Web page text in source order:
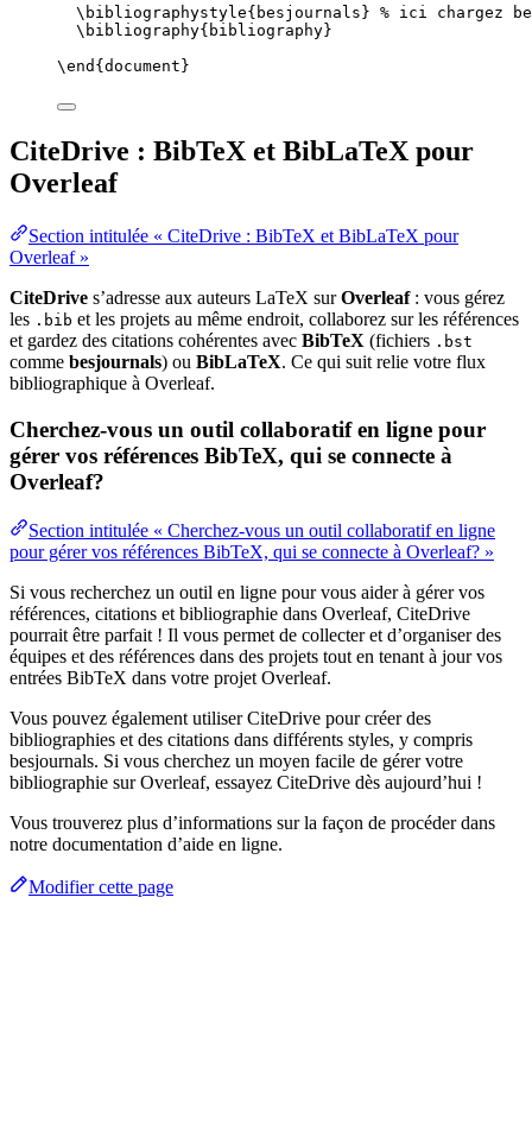
\bibliographystyle{besjournals} % ici chargez
\bibliography{bibliography}
\end { document }
CiteDrive : BibTeX et BibLaTeX pour
Overleaf
Section intitulée « CiteDrive : BibTeX et BibLaTeX pour
Overleaf »
CiteDrive s’adresse aux auteurs LaTeX surOverleaf: vous gérez
les .bib et les projets au même endroit, collaborez sur les références
et gardez des citations cohérentes avec BibTeX (fichiers .bst
comme besjournals) ou BibLaTeX. Ce qui suit relie votre flux
bibliographique à Overleaf.
Cherchez-vous un outil collaboratif en ligne pour
gérer vos références BibTeX, qui se connecte à
Overleaf?
Section intitulée « Cherchez-vous un outil collaboratif en ligne
pour gérer vos références BibTeX, qui se connecte à Overleaf? »
Si vous recherchez un outil en ligne pour vous aider à gérer vos
références, citations et bibliographie dans Overleaf, CiteDrive
pourrait être parfait ! Il vous permet de collecter et d’organiser des
équipes et des références dans des projets tout en tenant à jour vos
entrées BibTeX dans votre projet Overleaf.
Vous pouvez également utiliser CiteDrive pour créer des
bibliographies et des citations dans différents styles, y compris
besjournals. Si vous cherchez un moyen facile de gérer votre
bibliographie sur Overleaf, essayez CiteDrive dès aujourd’hui !
Vous trouverez plus d’informations sur la façon de procéder dans
notre documentation d’aide en ligne.
Modifier cette page